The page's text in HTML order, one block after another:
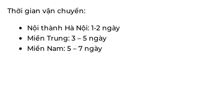
Thời gian vận chuyển:
Nội thành Hà Nội: 1-2 ngày
Miền Trung: 3 – 5 ngày
Miền Nam: 5 – 7 ngày